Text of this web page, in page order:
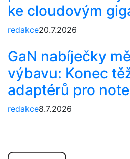
ke cloudovým
redakce20.7.2026
GaN nabíječky
výbavu: Konec
adaptérů pro
redakce8.7.2026